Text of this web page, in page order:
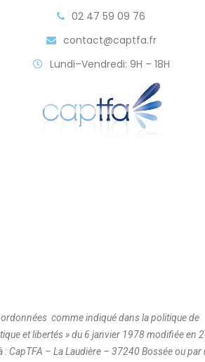
02 47 59 09 76
contact@captfa.fr
Lundi–Vendredi: 9H – 18H
comme indiqué dans la politique de
et libertés » du 6 janvier 1978 modifiée en
CapTFA – La Laudière – 37240 Bossée ou par